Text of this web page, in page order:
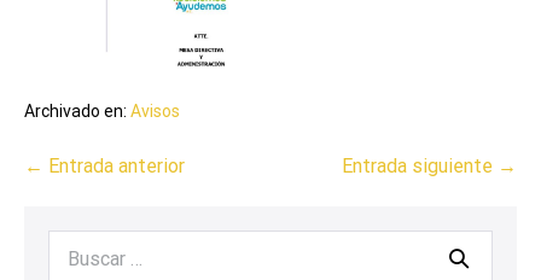
Archivado en: Avisos
← Entrada anterior Entrada siguiente →